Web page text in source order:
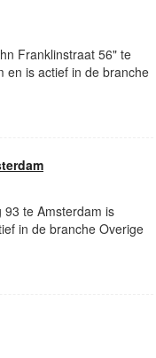
Franklinstraat 56" te
en is actief in de branche
93 te Amsterdam is
in de branche Overige